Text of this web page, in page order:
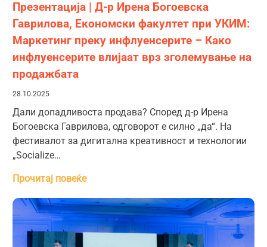
Презентација | Д-р Ирена Богоевска
Гаврилова, Економски факултет при УКИМ:
Маркетинг преку инфлуенсерите – Како
инфлуенсерите влијаат врз зголемување на
продажбата
28.10.2025
Дали допадливоста продава? Според д-р Ирена
Богоевска Гаврилова, одговорот е силно „да“. На
фестивалот за дигитална креативност и технологии
„Socialize…
Прочитај повеќе